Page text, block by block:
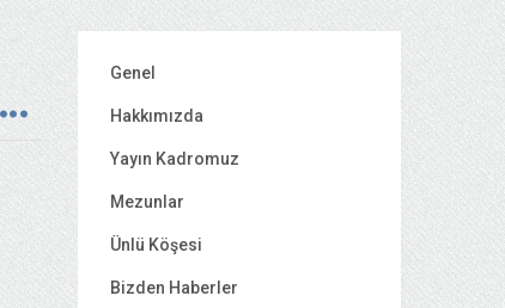
Genel
Hakkımızda
Yayın Kadromuz
Mezunlar
Ünlü Köşesi
Bizden Haberler